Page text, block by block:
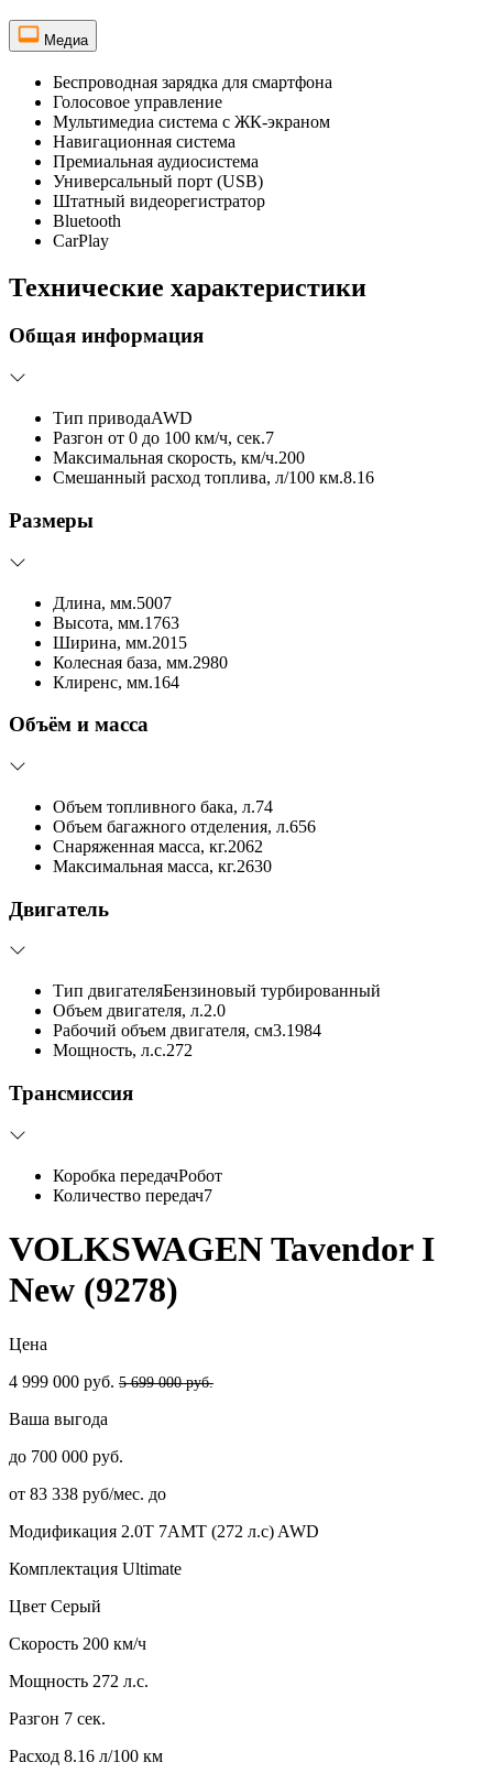
Медиа
Беспроводная зарядка для смартфона
Голосовое управление
Мультимедиа система с ЖК-экраном
Навигационная система
Премиальная аудиосистема
Универсальный порт (USB)
Штатный видеорегистратор
Bluetooth
CarPlay
Технические характеристики
Общая информация
Тип приводаAWD
Разгон от 0 до 100 км/ч, сек.7
Максимальная скорость, км/ч.200
Смешанный расход топлива, л/100 км.8.16
Размеры
Длина, мм.5007
Высота, мм.1763
Ширина, мм.2015
Колесная база, мм.2980
Клиренс, мм.164
Объём и масса
Объем топливного бака, л.74
Объем багажного отделения, л.656
Снаряженная масса, кг.2062
Максимальная масса, кг.2630
Двигатель
Тип двигателяБензиновый турбированный
Объем двигателя, л.2.0
Рабочий объем двигателя, см3.1984
Мощность, л.с.272
Трансмиссия
Коробка передачРобот
Количество передач7
VOLKSWAGEN Tavendor I
New (9278)
Цена
4 999 000 руб. 5 699 000 руб.
Ваша выгода
до 700 000 руб.
от 83 338 руб/мес. до
Модификация 2.0T 7AMT (272 л.с) AWD
Комплектация Ultimate
Цвет Серый
Скорость 200 км/ч
Мощность 272 л.с.
Разгон 7 сек.
Расход 8.16 л/100 км